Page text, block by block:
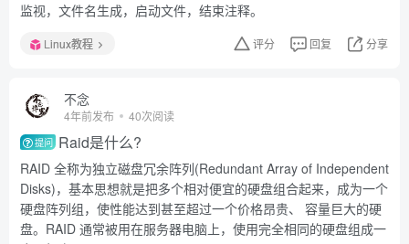
监视，文件名生成，启动文件，结束注释。
Linux教程 评分 回复 分享
不念
4年前发布 40次阅读
提问 Raid是什么?
RAID 全称为独立磁盘冗余阵列(Redundant Array of Independent
Disks)，基本思想就是把多个相对便宜的硬盘组合起来，成为一个
硬盘阵列组，使性能达到甚至超过一个价格昂贵、 容量巨大的硬
盘。RAID 通常被用在服务器电脑上，使用完全相同的硬盘组成一